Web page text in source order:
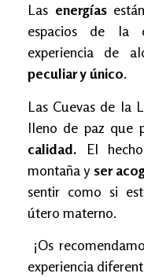
Las energías
espacios de la
experiencia de
peculiar y único.
Las Cuevas de la
lleno de paz que
calidad. El
montaña y ser
sentir como si
útero materno.
¡Os
experiencia